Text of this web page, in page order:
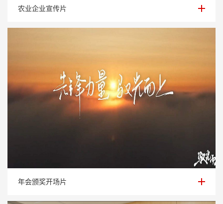
农业企业宣传片
农业企业宣传片
年会颁奖开场片
年会颁奖开场片